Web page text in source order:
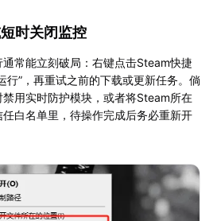
时关闭监控
常能立刻破局：右键点击Steam快捷
行”，再重试之前的下载或更新任务。倘
用实时防护模块，或者将Steam所在
白名单里，待操作完成后务必重新开